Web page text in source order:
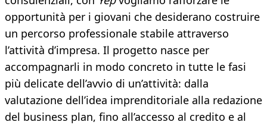
opportunità per i giovani che desiderano costruire
un percorso professionale stabile attraverso
l’attività d’impresa. Il progetto nasce per
accompagnarli in modo concreto in tutte le fasi
più delicate dell’avvio di un’attività: dalla
valutazione dell’idea imprenditoriale alla redazione
del business plan, fino all’accesso al credito e al